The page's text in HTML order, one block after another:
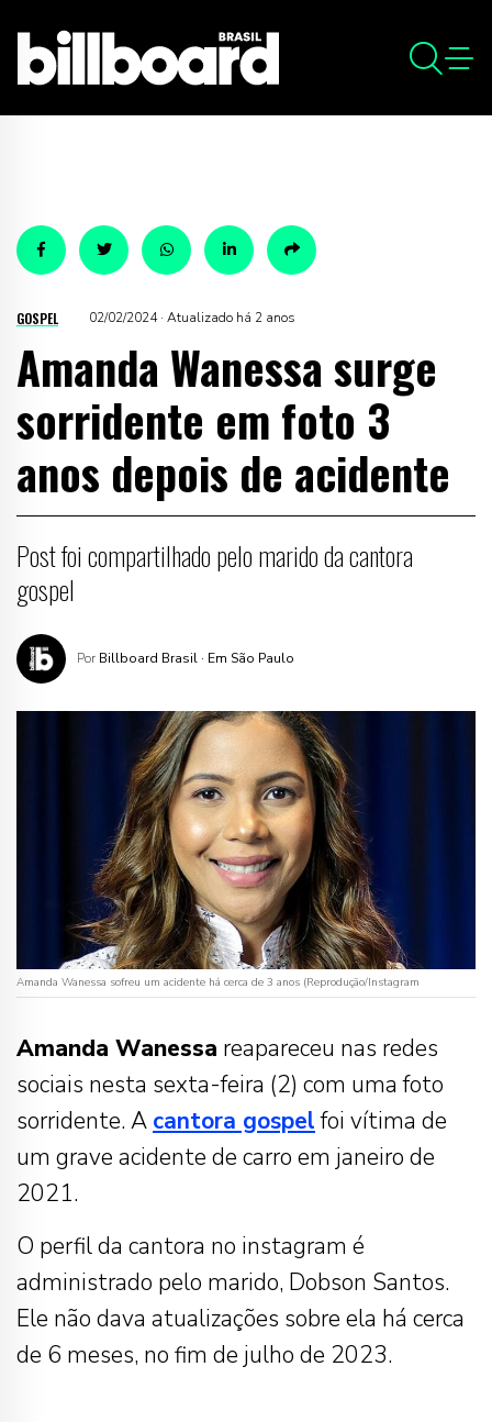
GOSPEL 02/02/2024 · Atualizado há 2 anos
Amanda Wanessa surge
sorridente em foto 3
anos depois de acidente
Post foi compartilhado pelo marido da cantora
gospel
Por Billboard Brasil · Em São Paulo
Amanda Wanessa sofreu um acidente há cerca de 3 anos (Reprodução/Instagram
Amanda Wanessa reapareceu nas redes
sociais nesta sexta-feira (2) com uma foto
sorridente. A cantora gospelfoi vítima de
um grave acidente de carro em janeiro de
2021.
O perfil da cantora no instagram é
administrado pelo marido, Dobson Santos.
Ele não dava atualizações sobre ela há cerca
de 6 meses, no fim de julho de 2023.